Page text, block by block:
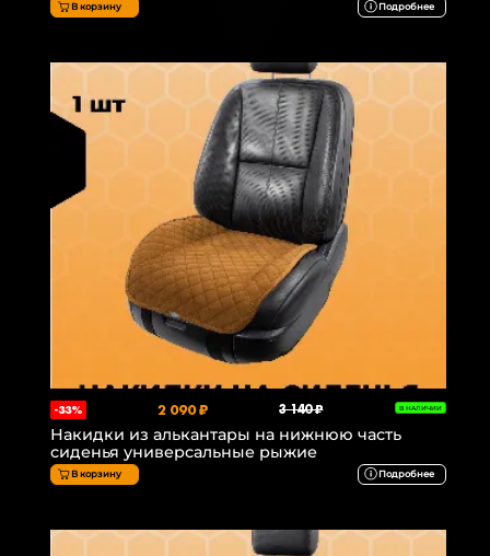
В корзину Подробнее
-33% 2 090 ₽ 3 140 ₽ В НАЛИЧИИ
Накидки из алькантары на нижнюю часть
сиденья универсальные рыжие
В корзину Подробнее